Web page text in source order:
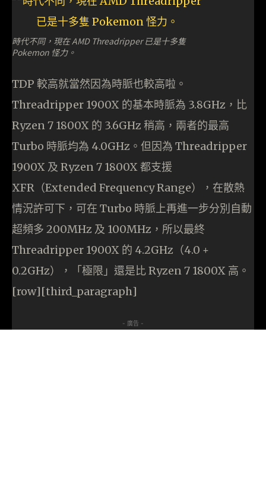
時代不同，現在 AMD Threadripper 已是十多隻
Pokemon 怪力。
TDP 較高就當然因為時脈也較高啦。
Threadripper 1900X 的基本時脈為 3.8GHz，比
Ryzen 7 1800X 的 3.6GHz 稍高，兩者的最高
Turbo 時脈均為 4.0GHz。但因為 Threadripper
1900X 及 Ryzen 7 1800X 都支援
XFR（Extended Frequency Range），在散熱
情況許可下，可在 Turbo 時脈上再進一步分別自動
超頻多 200MHz 及 100MHz，所以最終
Threadripper 1900X 的 4.2GHz（4.0 +
0.2GHz），「極限」還是比 Ryzen 7 1800X 高。
[row][third_paragraph]
- 廣告 -